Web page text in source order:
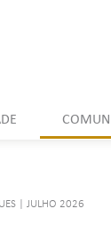
| JULHO 2026